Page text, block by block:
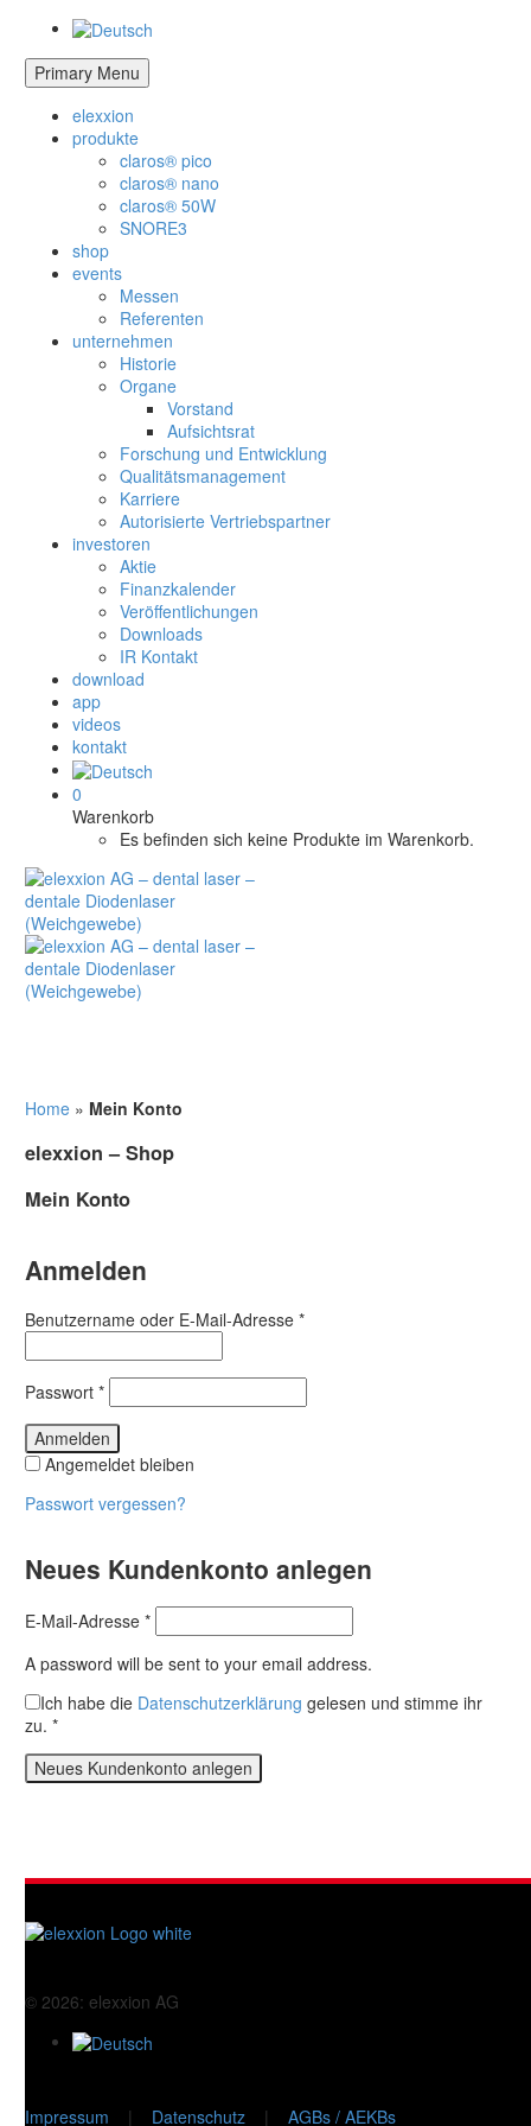
Primary Menu
elexxion
produkte
claros® pico
claros® nano
claros® 50W
SNORE3
shop
events
Messen
Referenten
unternehmen
Historie
Organe
Vorstand
Aufsichtsrat
Forschung und Entwicklung
Qualitätsmanagement
Karriere
Autorisierte Vertriebspartner
investoren
Aktie
Finanzkalender
Veröffentlichungen
Downloads
IR Kontakt
download
app
videos
kontakt
0
Warenkorb
Es befinden sich keine Produkte im Warenkorb.
Home » Mein Konto
elexxion – Shop
Mein Konto
Anmelden
Benutzername oder E-Mail-Adresse *
Passwort *
Anmelden
Angemeldet bleiben
Passwort vergessen?
Neues Kundenkonto anlegen
E-Mail-Adresse *
A password will be sent to your email address.
Ich habe die Datenschutzerklärung gelesen und stimme ihr
zu. *
Neues Kundenkonto anlegen
© 2026: elexxion AG
Impressum | Datenschutz | AGBs / AEKBs